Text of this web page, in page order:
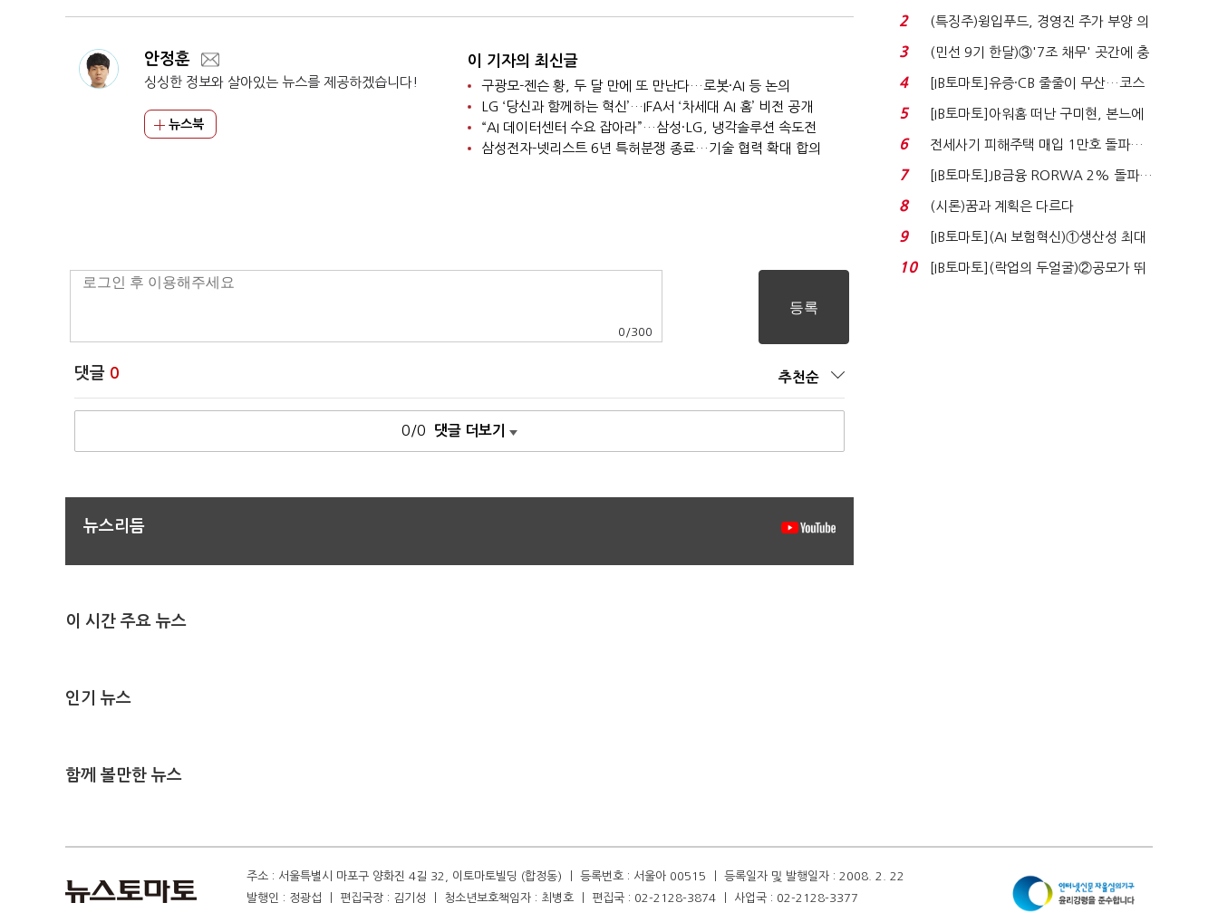
안정훈
싱싱한 정보와 살아있는 뉴스를 제공하겠습니다!
뉴스북
이 기자의 최신글
구광모-젠슨 황, 두 달 만에 또 만난다…로봇·AI 등 논의
LG ‘당신과 함께하는 혁신’…IFA서 ‘차세대 AI 홈’ 비전 공개
“AI 데이터센터 수요 잡아라”…삼성·LG, 냉각솔루션 속도전
삼성전자-넷리스트 6년 특허분쟁 종료…기술 협력 확대 합의
0 /300
댓글 0 추천순
0/0 댓글 더보기
뉴스리듬
이 시간 주요 뉴스
인기 뉴스
함께 볼만한 뉴스
로봇·AI 등 논...
2
(특징주)윙입푸드, 경영진 주가 부양 의
지에 상한가...
3
(민선 9기 한달)③'7조 채무' 곳간에 충
격…추미애, 20년...
4
[IB토마토]유증·CB 줄줄이 무산…코스
닥 벌점 급증에 ...
5
[IB토마토]아워홈 떠난 구미현, 본느에
340억 베팅…가...
6
전세사기 피해주택 매입 1만호 돌파…
누적 피해자 4만2...
7
[IB토마토]JB금융 RORWA 2% 돌파…
실적 견인은 은행 ...
8 (시론)꿈과 계획은 다르다
9
[IB토마토](AI 보험혁신)①생산성 최대
80% 개선…현실...
10
[IB토마토](락업의 두얼굴)②공모가 뛰
주소 : 서울특별시 마포구 양화진 4길 32, 이토마토빌딩 (합정동) ㅣ 등록번호 : 서울아 00515 ㅣ 등록일자 및 발행일자 : 2008. 2. 22
발행인 : 정광섭 ㅣ 편집국장 : 김기성 ㅣ 청소년보호책임자 : 최병호 ㅣ 편집국 : 02-2128-3874 ㅣ 사업국 : 02-2128-3377